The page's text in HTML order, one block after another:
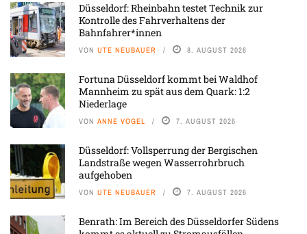
Düsseldorf: Rheinbahn testet Technik zur
Kontrolle des Fahrverhaltens der
Bahnfahrer*innen
VON UTE NEUBAUER 8. AUGUST 2026
Fortuna Düsseldorf kommt bei Waldhof
Mannheim zu spät aus dem Quark: 1:2
Niederlage
VON ANNE VOGEL 7. AUGUST 2026
Düsseldorf: Vollsperrung der Bergischen
Landstraße wegen Wasserrohrbruch
aufgehoben
VON UTE NEUBAUER 7. AUGUST 2026
Benrath: Im Bereich des Düsseldorfer Südens